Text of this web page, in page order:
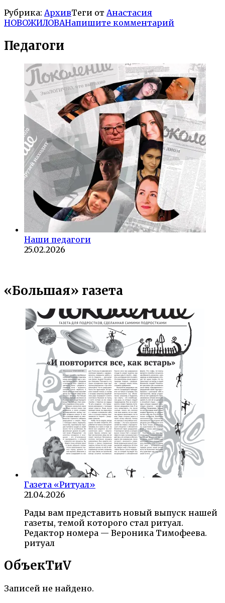
Рубрика: АрхивТеги от Анастасия
НОВОЖИЛОВАНапишите комментарий
Педагоги
Наши педагоги
25.02.2026
«Большая» газета
Газета «Ритуал»
21.04.2026
Рады вам представить новый выпуск нашей
газеты, темой которого стал ритуал.
Редактор номера — Вероника Тимофеева.
ритуал
ОбъекTиV
Записей не найдено.